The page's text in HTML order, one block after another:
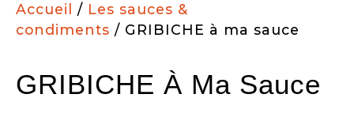
Accueil / Les sauces &
condiments / GRIBICHE à ma sauce
GRIBICHE À Ma Sauce